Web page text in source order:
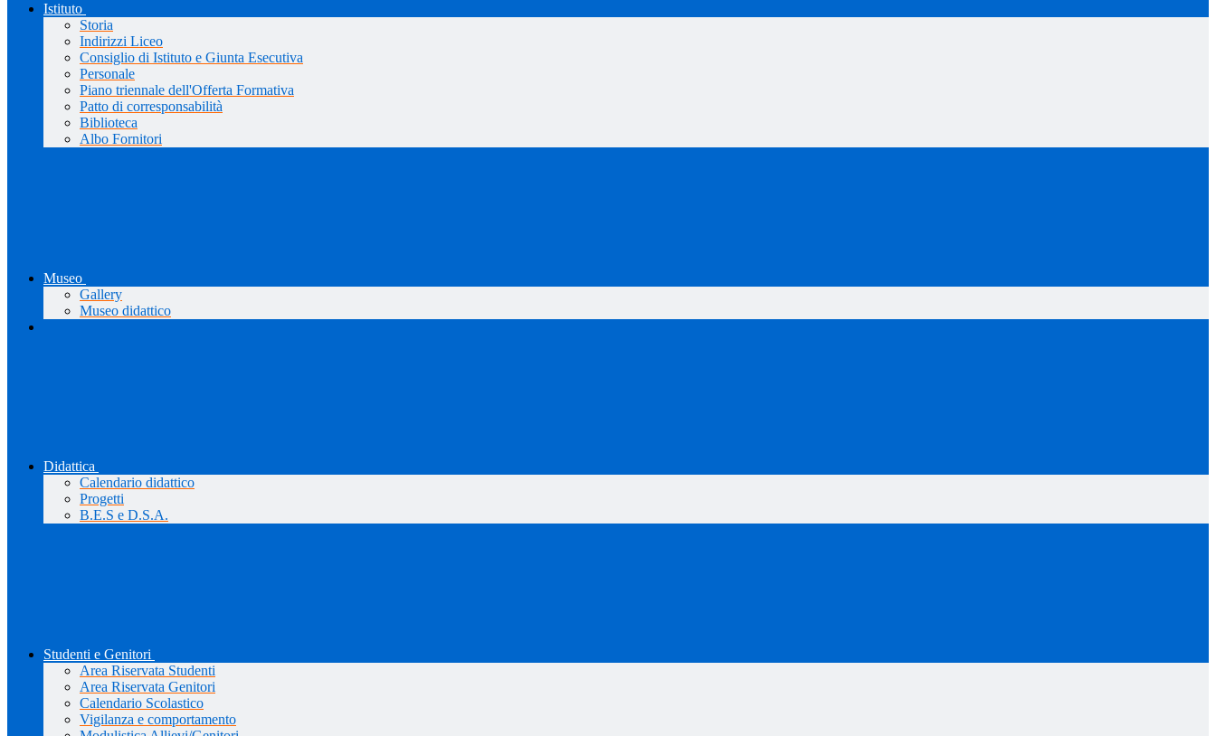
Istituto
Storia
Indirizzi Liceo
Consiglio di Istituto e Giunta Esecutiva
Personale
Piano triennale dell'Offerta Formativa
Patto di corresponsabilità
Biblioteca
Albo Fornitori
Museo
Gallery
Museo didattico
Didattica
Calendario didattico
Progetti
B.E.S e D.S.A.
Studenti e Genitori
Area Riservata Studenti
Area Riservata Genitori
Calendario Scolastico
Vigilanza e comportamento